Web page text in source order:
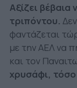
Αξίζει
τριπόντου.
φαντάζεται
με την ΑΕΛ να
και τον
χρυσάφι,